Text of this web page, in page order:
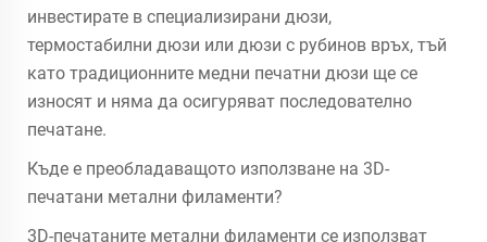
инвестирате в специализирани дюзи,
термостабилни дюзи или дюзи с рубинов връх, тъй
като традиционните медни печатни дюзи ще се
износят и няма да осигуряват последователно
печатане.
Къде е преобладаващото използване на 3D-
печатани метални филаменти?
3D-печатаните метални филаменти се използват